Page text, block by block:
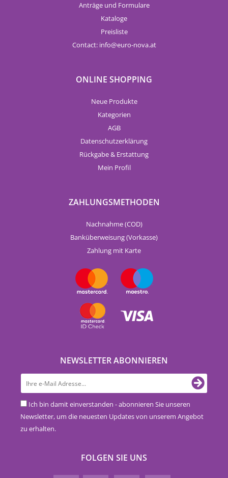
Anträge und Formulare
Kataloge
Preisliste
Contact: info euro-nova.at
ONLINE SHOPPING
Neue Produkte
Kategorien
AGB
Datenschutzerklärung
Rückgabe & Erstattung
Mein Profil
ZAHLUNGSMETHODEN
Nachnahme (COD)
Banküberweisung (Vorkasse)
Zahlung mit Karte
NEWSLETTER ABONNIEREN
Ich bin damit einverstanden - abonnieren Sie unseren
Newsletter, um die neuesten Updates von unserem Angebot
zu erhalten.
FOLGEN SIE UNS